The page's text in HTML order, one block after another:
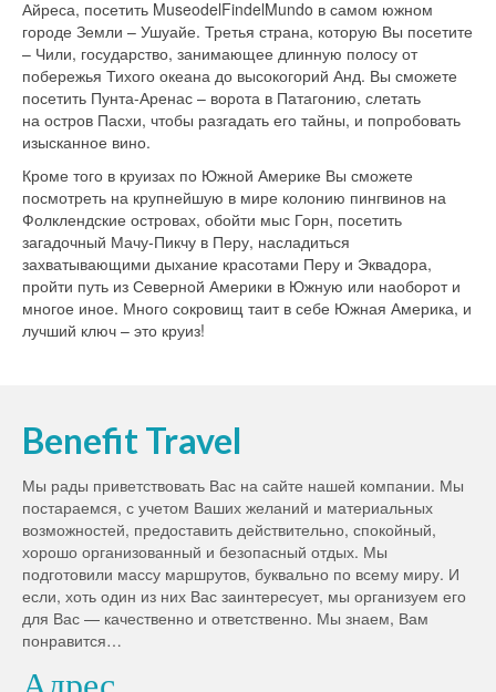
Айреса, посетить MuseodelFindelMundo в самом южном
городе Земли – Ушуайе. Третья страна, которую Вы посетите
– Чили, государство, занимающее длинную полосу от
побережья Тихого океана до высокогорий Анд. Вы сможете
посетить Пунта-Аренас – ворота в Патагонию, слетать
на остров Пасхи, чтобы разгадать его тайны, и попробовать
изысканное вино.
Кроме того в круизах по Южной Америке Вы сможете
посмотреть на крупнейшую в мире колонию пингвинов на
Фолклендские островах, обойти мыс Горн, посетить
загадочный Мачу-Пикчу в Перу, насладиться
захватывающими дыхание красотами Перу и Эквадора,
пройти путь из Северной Америки в Южную или наоборот и
многое иное. Много сокровищ таит в себе Южная Америка, и
лучший ключ – это круиз!
Benefit Travel
Мы рады приветствовать Вас на сайте нашей компании. Мы
постараемся, с учетом Ваших желаний и материальных
возможностей, предоставить действительно, спокойный,
хорошо организованный и безопасный отдых. Мы
подготовили массу маршрутов, буквально по всему миру. И
если, хоть один из них Вас заинтересует, мы организуем его
для Вас — качественно и ответственно. Мы знаем, Вам
понравится…